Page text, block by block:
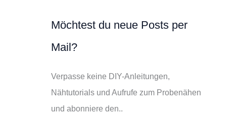
Möchtest du neue Posts per
Mail?
Verpasse keine DIY-Anleitungen,
Nähtutorials und Aufrufe zum Probenähen
und abonniere den..